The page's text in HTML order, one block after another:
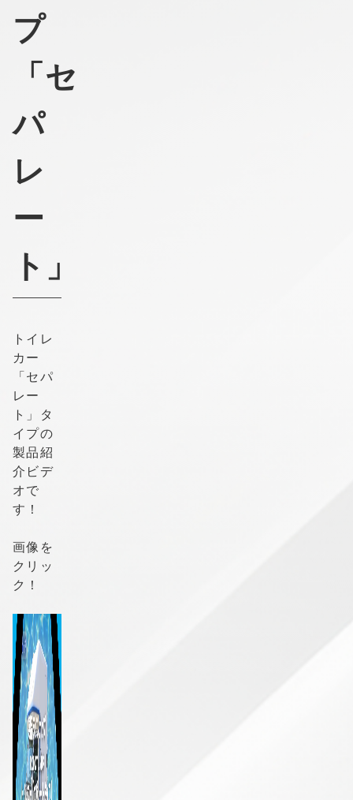
プ
「セ
パ
レ
ー
ト」
トイレ
カー
「セパ
レー
ト」タ
イプの
製品紹
介ビデ
オで
す！
画像を
クリッ
ク！